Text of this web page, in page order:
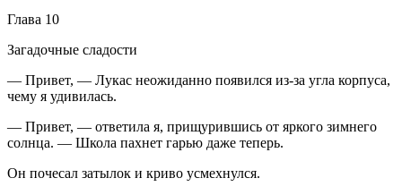
Глава 10
Загадочные сладости
— Привет, — Лукас неожиданно появился из-за угла корпуса,
чему я удивилась.
— Привет, — ответила я, прищурившись от яркого зимнего
солнца. — Школа пахнет гарью даже теперь.
Он почесал затылок и криво усмехнулся.